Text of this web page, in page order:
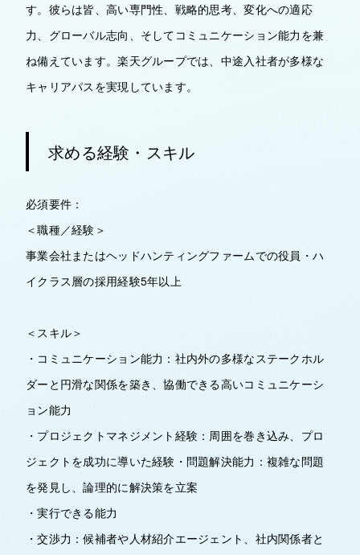
す。彼らは皆、高い専門性、戦略的思考、変化への適応
力、グローバル志向、そしてコミュニケーション能力を兼
ね備えています。楽天グループでは、中途入社者が多様な
キャリアパスを実現しています。
求める経験・スキル
必須要件：
＜職種／経験＞
事業会社またはヘッドハンティングファームでの役員・ハ
イクラス層の採用経験5年以上
＜スキル＞
・コミュニケーション能力：社内外の多様なステークホル
ダーと円滑な関係を築き、協働できる高いコミュニケーシ
ョン能力
・プロジェクトマネジメント経験：周囲を巻き込み、プロ
ジェクトを成功に導いた経験・問題解決能力：複雑な問題
を発見し、論理的に解決策を立案
・実行できる能力
・交渉力：候補者や人材紹介エージェント、社内関係者と